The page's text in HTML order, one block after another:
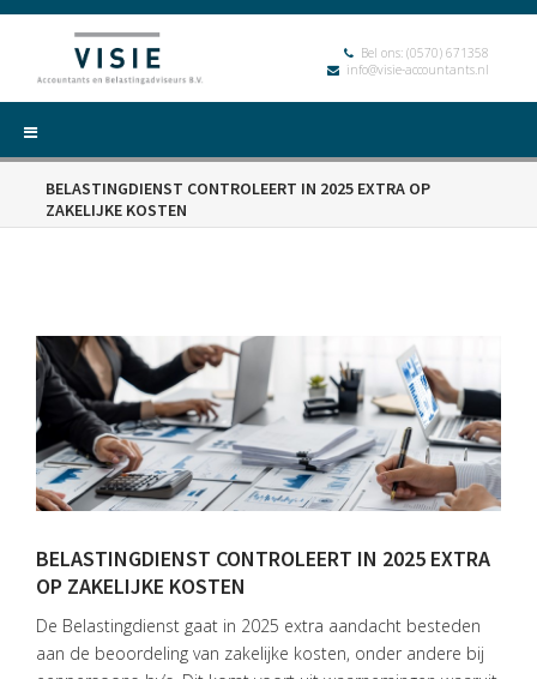
Bel ons: (0570) 671358
info@visie-accountants.nl
HOME
DIENSTEN
BELASTINGDIENST CONTROLEERT IN 2025 EXTRA OP
ZAKELIJKE KOSTEN
BELASTINGDIENST CONTROLEERT IN 2025 EXTRA
OP ZAKELIJKE KOSTEN
De Belastingdienst gaat in 2025 extra aandacht besteden
aan de beoordeling van zakelijke kosten, onder andere bij